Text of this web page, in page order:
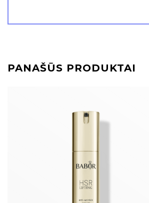
PANAŠŪS PRODUKTAI